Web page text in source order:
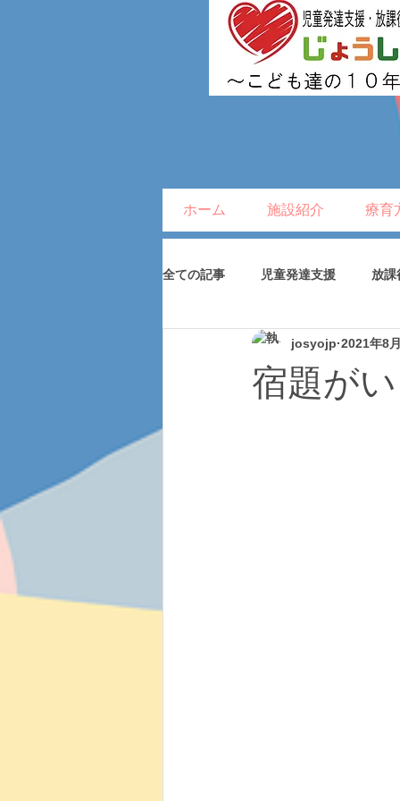
ホーム 施設紹介 療育
全ての記事 児童発達支援 放課
宿題が
josyojp 2021年8